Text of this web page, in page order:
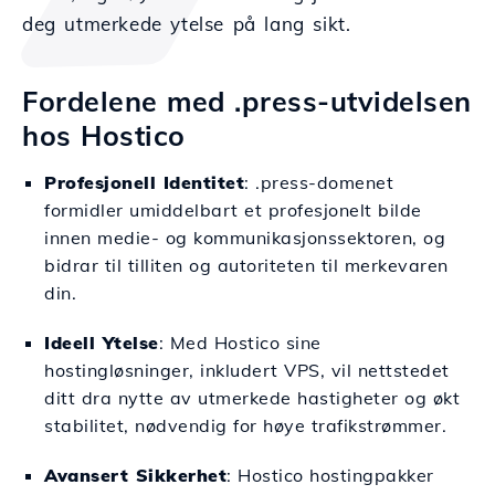
deg utmerkede ytelse på lang sikt.
Fordelene med .press-utvidelsen
hos Hostico
Profesjonell Identitet: .press-domenet
formidler umiddelbart et profesjonelt bilde
innen medie- og kommunikasjonssektoren, og
bidrar til tilliten og autoriteten til merkevaren
din.
Ideell Ytelse: Med Hostico sine
hostingløsninger, inkludert VPS, vil nettstedet
ditt dra nytte av utmerkede hastigheter og økt
stabilitet, nødvendig for høye trafikstrømmer.
Avansert Sikkerhet: Hostico hostingpakker